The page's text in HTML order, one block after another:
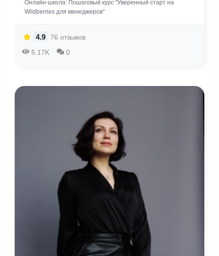
Онлайн-школа: Пошаговый курс "Уверенный старт на
Wildberries для менеджеров"
5.17K 0
4.9 76 отзывов